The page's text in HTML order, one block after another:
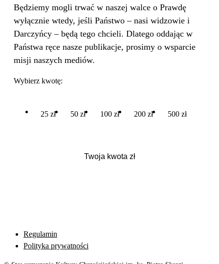
Będziemy mogli trwać w naszej walce o Prawdę
wyłącznie wtedy, jeśli Państwo – nasi widzowie i
Darczyńcy – będą tego chcieli. Dlatego oddając w
Państwa ręce nasze publikacje, prosimy o wsparcie
misji naszych mediów.
Wybierz kwotę:
25 zł 50 zł 100 zł 200 zł 500 zł
Regulamin
Polityka prywatności